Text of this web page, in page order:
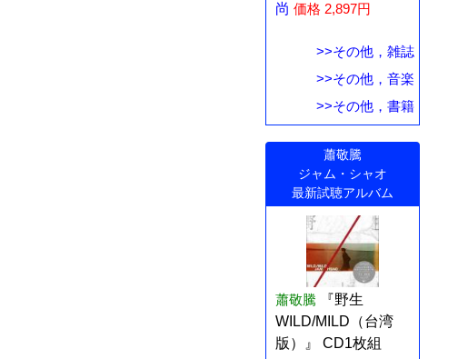
尚 価格 2,897円
>>その他，雑誌
>>その他，音楽
>>その他，書籍
蕭敬騰
ジャム・シャオ
最新試聴アルバム
蕭敬騰
『野生
WILD/MILD（台湾
版）』 CD1枚組